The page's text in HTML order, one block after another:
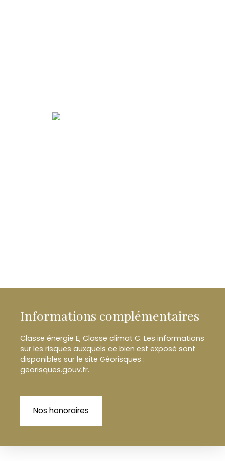
Informations complémentaires
Classe énergie E, Classe climat C. Les informations
sur les risques auxquels ce bien est exposé sont
disponibles sur le site Géorisques :
georisques.gouv.fr.
Nos honoraires